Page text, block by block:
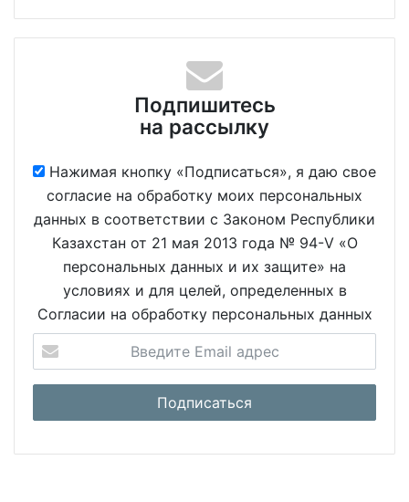
Подпишитесь
на рассылку
Нажимая кнопку «Подписаться», я даю свое
согласие на обработку моих персональных
данных в соответствии с Законом Республики
Казахстан от 21 мая 2013 года № 94-V «О
персональных данных и их защите» на
условиях и для целей, определенных в
Согласии на обработку персональных данных